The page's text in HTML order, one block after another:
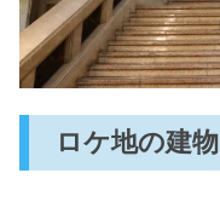
ロケ地の建物